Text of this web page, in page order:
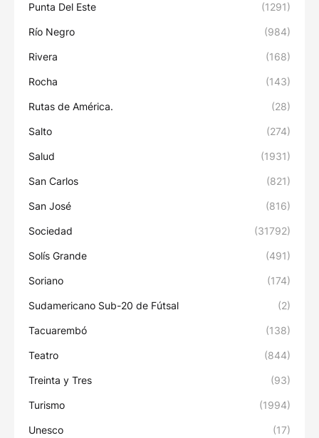
Punta Del Este (1291)
Río Negro (984)
Rivera (168)
Rocha (143)
Rutas de América. (28)
Salto (274)
Salud (1931)
San Carlos (821)
San José (816)
Sociedad (31792)
Solís Grande (491)
Soriano (174)
Sudamericano Sub-20 de Fútsal (2)
Tacuarembó (138)
Teatro (844)
Treinta y Tres (93)
Turismo (1994)
Unesco (17)